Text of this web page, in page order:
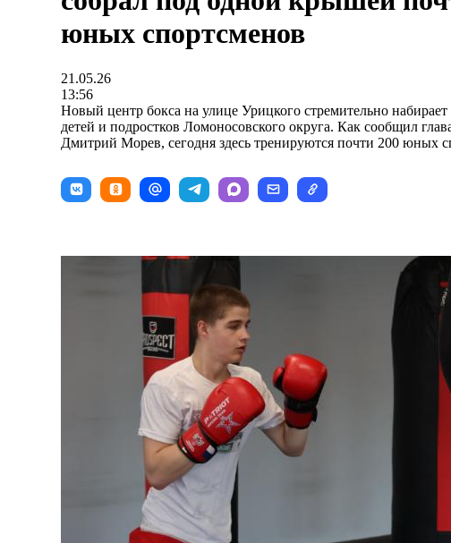
юных спортсменов
21.05.26
13:56
Новый центр бокса на улице Урицкого стремительно набирает
детей и подростков Ломоносовского округа. Как сообщил
Дмитрий Морев, сегодня здесь тренируются почти 200 юных